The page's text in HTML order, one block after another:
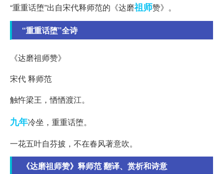
“重重话堕”出自宋代释师范的《达磨祖师赞》。
“重重话堕”全诗
《达磨祖师赞》
宋代 释师范
触忤梁王，恓恓渡江。
九年冷坐，重重话堕。
一花五叶自芬披，不在春风著意吹。
《达磨祖师赞》释师范 翻译、赏析和诗意